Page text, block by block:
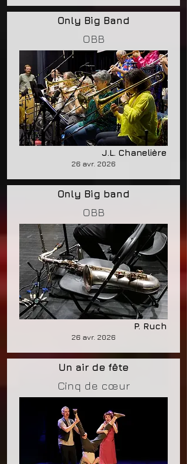
Only Big Band
OBB
J.L. Chanelière
26 avr. 2026
Only Big band
OBB
P. Ruch
26 avr. 2026
Un air de fête
Cinq de cœur